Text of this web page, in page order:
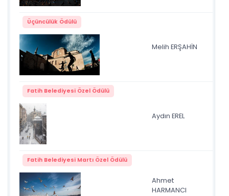
Üçüncülük Ödülü
Melih ERŞAHİN
Fatih Belediyesi Özel Ödülü
Aydın EREL
Fatih Belediyesi Martı Özel Ödülü
Ahmet
HARMANCI